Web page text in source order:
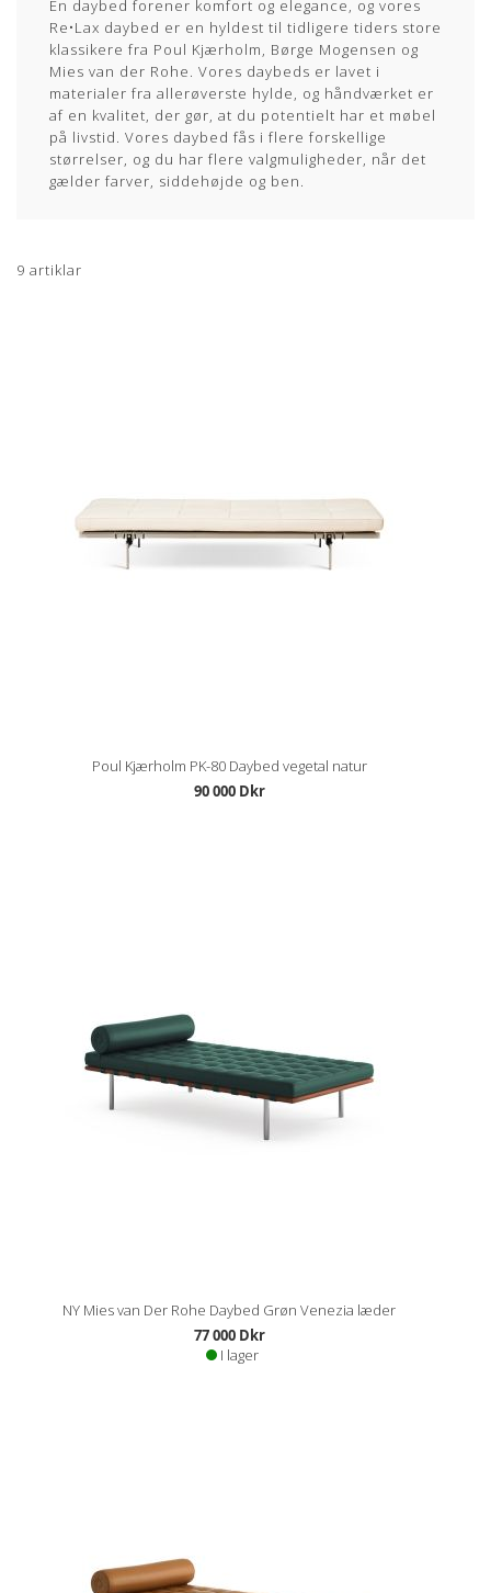
En daybed forener komfort og elegance, og vores
Re•Lax daybed er en hyldest til tidligere tiders store
klassikere fra Poul Kjærholm, Børge Mogensen og
Mies van der Rohe. Vores daybeds er lavet i
materialer fra allerøverste hylde, og håndværket er
af en kvalitet, der gør, at du potentielt har et møbel
på livstid. Vores daybed fås i flere forskellige
størrelser, og du har flere valgmuligheder, når det
gælder farver, siddehøjde og ben.
9 artiklar
Poul Kjærholm PK-80 Daybed vegetal natur
90 000 Dkr
NY Mies van Der Rohe Daybed Grøn Venezia læder
77 000 Dkr
I lager